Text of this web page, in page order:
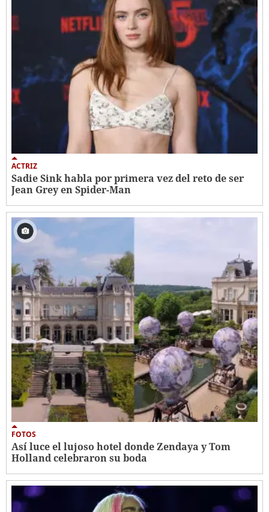
ACTRIZ
Sadie Sink habla por primera vez del reto de ser
Jean Grey en Spider-Man
FOTOS
Así luce el lujoso hotel donde Zendaya y Tom
Holland celebraron su boda